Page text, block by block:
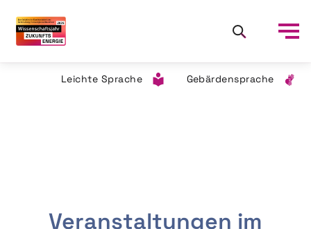
Leichte Sprache Gebärdensprache
Veranstaltungen im